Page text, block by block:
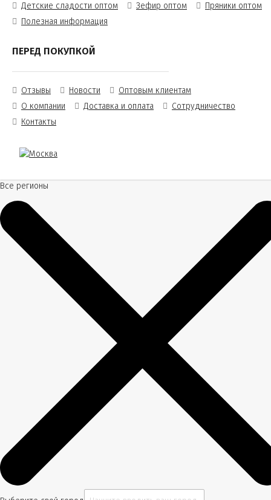
Детские сладости оптом
Зефир оптом
Пряники оптом
Полезная информация
ПЕРЕД ПОКУПКОЙ
Отзывы Новости
Оптовым клиентам
О компании
Доставка и оплата
Сотрудничество
Контакты
Все регионы